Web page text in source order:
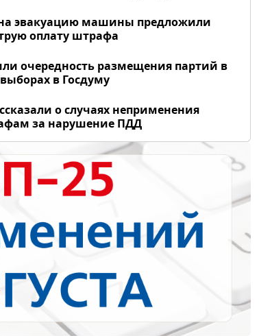
на эвакуацию машины предложили
оплату штрафа
очередность размещения партий в
в Госдуму
о случаях неприменения
за нарушение ПДД